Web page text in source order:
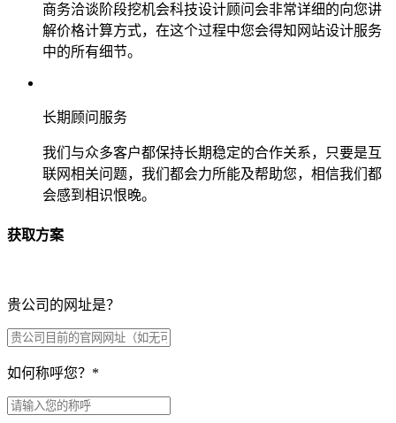
商务洽谈阶段挖机会科技设计顾问会非常详细的向您讲
解价格计算方式，在这个过程中您会得知网站设计服务
中的所有细节。
长期顾问服务
我们与众多客户都保持长期稳定的合作关系，只要是互
联网相关问题，我们都会力所能及帮助您，相信我们都
会感到相识恨晚。
获取方案
贵公司的网址是？
如何称呼您？ *